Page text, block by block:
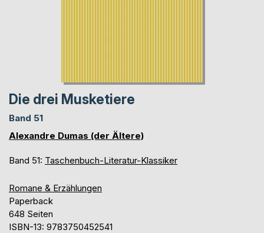
Die drei Musketiere
Band 51
Alexandre Dumas (der Ältere)
Band 51: Taschenbuch-Literatur-Klassiker
Romane & Erzählungen
Paperback
648 Seiten
ISBN-13: 9783750452541